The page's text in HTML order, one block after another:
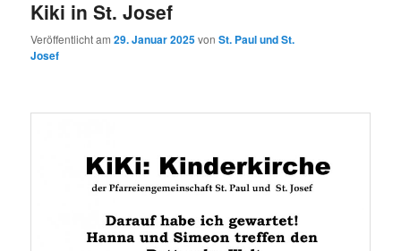
Kiki in St. Josef
Veröffentlicht am29. Januar 2025vonSt. Paul und St.
Josef